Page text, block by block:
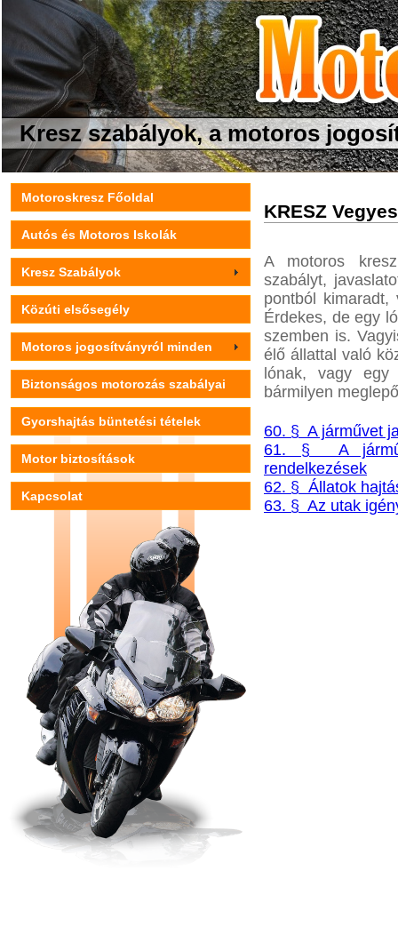
Kresz szabályok, a motoros
Motoroskresz Főoldal
Autós és Motoros Iskolák
Kresz Szabályok
Közúti elsősegély
Motoros jogosítványról minden
Biztonságos motorozás szabályai
Gyorshajtás büntetési tételek
Motor biztosítások
Kapcsolat
KRESZ
A motoros
szabályt,
pontból
Érdekes, de egy
szemben is.
élő állattal való
lónak, vagy
bármilyen
60. § A járművet
61. § A
rendelkezések
62. § Állatok
63. § Az utak